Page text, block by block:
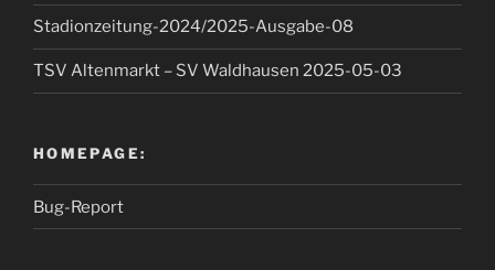
Stadionzeitung-2024/2025-Ausgabe-08
TSV Altenmarkt – SV Waldhausen 2025-05-03
HOMEPAGE:
Bug-Report